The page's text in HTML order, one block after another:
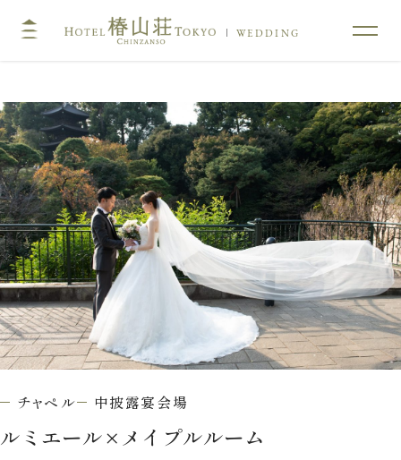
WEDDING
TOP コンセプト
挙式
キリスト教式・人前式
神前挙式
神社挙式
披露宴
大披露宴会場
中披露宴会場
小披露宴会場
料亭ウエディング
フォトガイドツアー 料理
ドレス・和装 プラン
ウエディングレポート
アクセス Q&A
チャペル 中披露宴会場
ルミエール×メイプルルーム